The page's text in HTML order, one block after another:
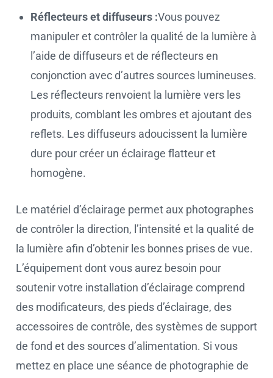
Réflecteurs et diffuseurs :Vous pouvez
manipuler et contrôler la qualité de la lumière à
l’aide de diffuseurs et de réflecteurs en
conjonction avec d’autres sources lumineuses.
Les réflecteurs renvoient la lumière vers les
produits, comblant les ombres et ajoutant des
reflets. Les diffuseurs adoucissent la lumière
dure pour créer un éclairage flatteur et
homogène.
Le matériel d’éclairage permet aux photographes
de contrôler la direction, l’intensité et la qualité de
la lumière afin d’obtenir les bonnes prises de vue.
L’équipement dont vous aurez besoin pour
soutenir votre installation d’éclairage comprend
des modificateurs, des pieds d’éclairage, des
accessoires de contrôle, des systèmes de support
de fond et des sources d’alimentation. Si vous
mettez en place une séance de photographie de